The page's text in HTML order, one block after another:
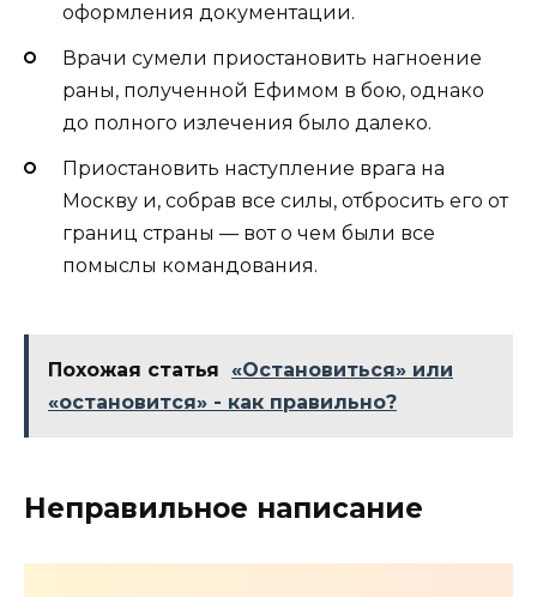
оформления документации.
Врачи сумели приостановить нагноение
раны, полученной Ефимом в бою, однако
до полного излечения было далеко.
Приостановить наступление врага на
Москву и, собрав все силы, отбросить его от
границ страны — вот о чем были все
помыслы командования.
Похожая статья
«Остановиться» или
«остановится» - как правильно?
Неправильное написание